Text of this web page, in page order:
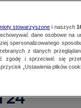
stowarzyszonei naszych
dane osobowe na
spersonalizowanego
z danych
zgodę i sprzeciwić się
„Ustawienia plików